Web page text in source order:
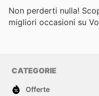
Non perderti nulla!
migliori occasioni su
CATEGORIE
Offerte